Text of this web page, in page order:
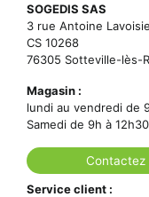
SOGEDIS SAS
3 rue Antoine
CS 10268
76305 Sotteville-lès-
Magasin :
lundi au vendredi de
Samedi de 9h à
Contactez
Service client :